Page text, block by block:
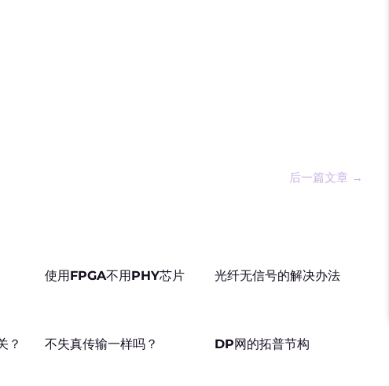
后一篇文章 →
使用FPGA不用PHY芯片 光纤无信号的解决办法
？ 不失真传输一样吗？ DP网的拓普节构